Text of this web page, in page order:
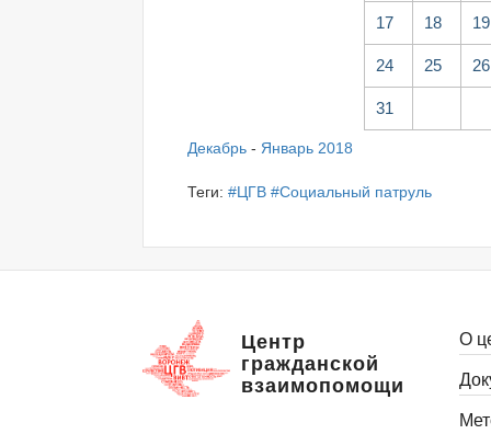
17 18 19
24 25 26
31
Декабрь - Январь 2018
Теги: #ЦГВ #Социальный патруль
Центр
гражданской
взаимопомощи
О